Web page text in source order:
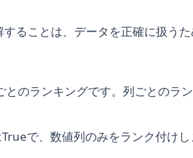
ることは、データを正確に扱う
とのランキングです。列ごとのラン
で、数値列のみをランク付けし